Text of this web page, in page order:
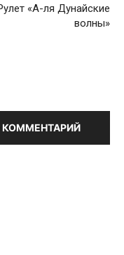
«А-ля Дунайские
волны»
КОММЕНТАРИЙ